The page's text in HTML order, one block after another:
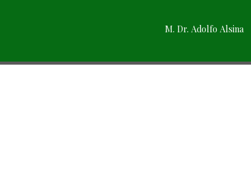
M. Dr. Adolfo Alsina